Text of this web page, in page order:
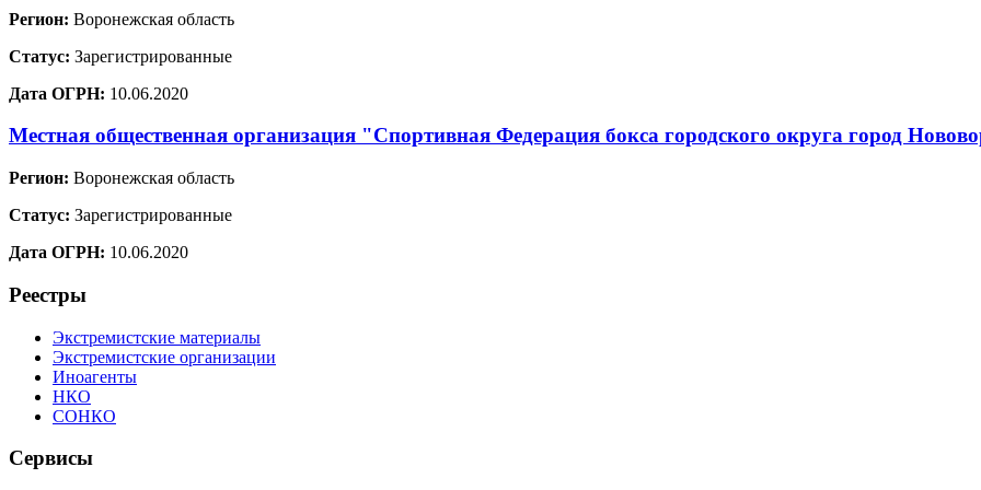
Регион: Воронежская область
Статус: Зарегистрированные
Дата ОГРН: 10.06.2020
Местная общественная организация "Спортивная Федерация бокса городского округа город
Регион: Воронежская область
Статус: Зарегистрированные
Дата ОГРН: 10.06.2020
Реестры
Экстремистские материалы
Экстремистские организации
Иноагенты
НКО
СОНКО
Сервисы